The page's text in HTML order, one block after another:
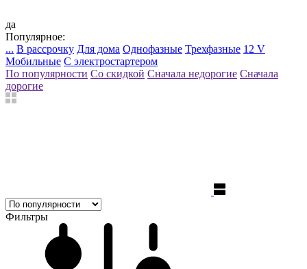
да
Популярное:
... В рассрочку Для дома Однофазные Трехфазные 12 V
Мобильные С электростартером
По популярности Со скидкой Сначала недорогие Сначала
дорогие
Фильтры